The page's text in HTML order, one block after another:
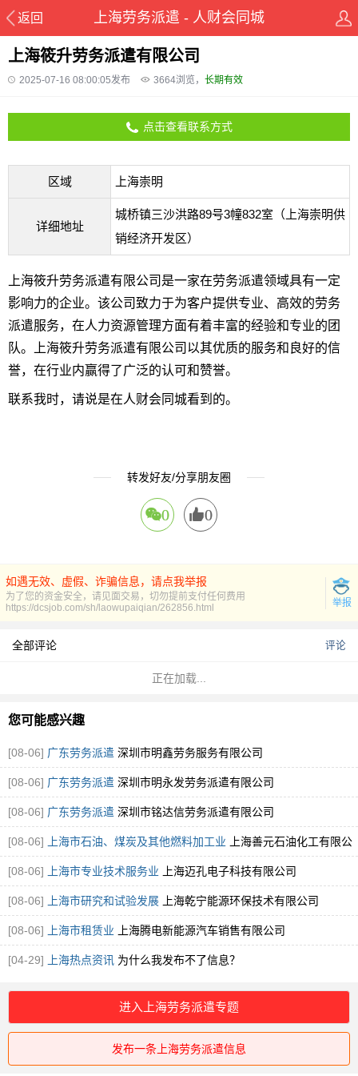
上海筱升劳务派遣有限公司
2025-07-16 08:00:05发布 3664浏览， 长期有效
点击查看联系方式
区域 上海崇明
详细地址
城桥镇三沙洪路89号3幢832室（上海崇明供
销经济开发区）
上海筱升劳务派遣有限公司是一家在劳务派遣领域具有一定
影响力的企业。该公司致力于为客户提供专业、高效的劳务
派遣服务，在人力资源管理方面有着丰富的经验和专业的团
队。上海筱升劳务派遣有限公司以其优质的服务和良好的信
誉，在行业内赢得了广泛的认可和赞誉。
联系我时，请说是在人财会同城看到的。
转发好友/分享朋友圈
0 0
如遇无效、虚假、诈骗信息，请点我举报
为了您的资金安全，请见面交易，切勿提前支付任何费用
举报
https://dcsjob.com/sh/laowupaiqian/262856.html
全部评论 评论
正在加载...
您可能感兴趣
[08-06] 广东劳务派遣 深圳市明鑫劳务服务有限公司
[08-06] 广东劳务派遣 深圳市明永发劳务派遣有限公司
[08-06] 广东劳务派遣 深圳市铭达信劳务派遣有限公司
[08-06] 上海市石油、煤炭及其他燃料加工业 上海善元石油化工有限公
司[08-06] 上海市专业技术服务业 上海迈孔电子科技有限公司
[08-06] 上海市研究和试验发展 上海乾宁能源环保技术有限公司
[08-06] 上海市租赁业 上海腾电新能源汽车销售有限公司
[04-29] 上海热点资讯 为什么我发布不了信息？
进入上海劳务派遣专题
发布一条上海劳务派遣信息
返回 上海劳务派遣 - 人财会同城